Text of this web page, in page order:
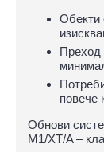
Обекти
Преход
повече
Обнови
M1/XT/A –